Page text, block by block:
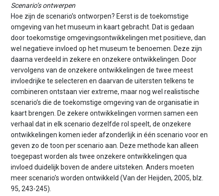
Scenario’s ontwerpen
Hoe zijn de scenario’s ontworpen? Eerst is de toekomstige
omgeving van het museum in kaart gebracht. Dat is gedaan
door toekomstige omgevingsontwikkelingen met positieve, dan
wel negatieve invloed op het museum te benoemen. Deze zijn
daarna verdeeld in zekere en onzekere ontwikkelingen. Door
vervolgens van de onzekere ontwikkelingen de twee meest
invloedrijke te selecteren en daarvan de uitersten telkens te
combineren ontstaan vier extreme, maar nog wel realistische
scenario’s die de toekomstige omgeving van de organisatie in
kaart brengen. De zekere ontwikkelingen vormen samen een
verhaal dat in elk scenario dezelfde rol speelt, de onzekere
ontwikkelingen komen ieder afzonderlijk in één scenario voor en
geven zo de toon per scenario aan. Deze methode kan alleen
toegepast worden als twee onzekere ontwikkelingen qua
invloed duidelijk boven de andere uitsteken. Anders moeten
meer scenario’s worden ontwikkeld (Van der Heijden, 2005, blz.
95, 243-245).